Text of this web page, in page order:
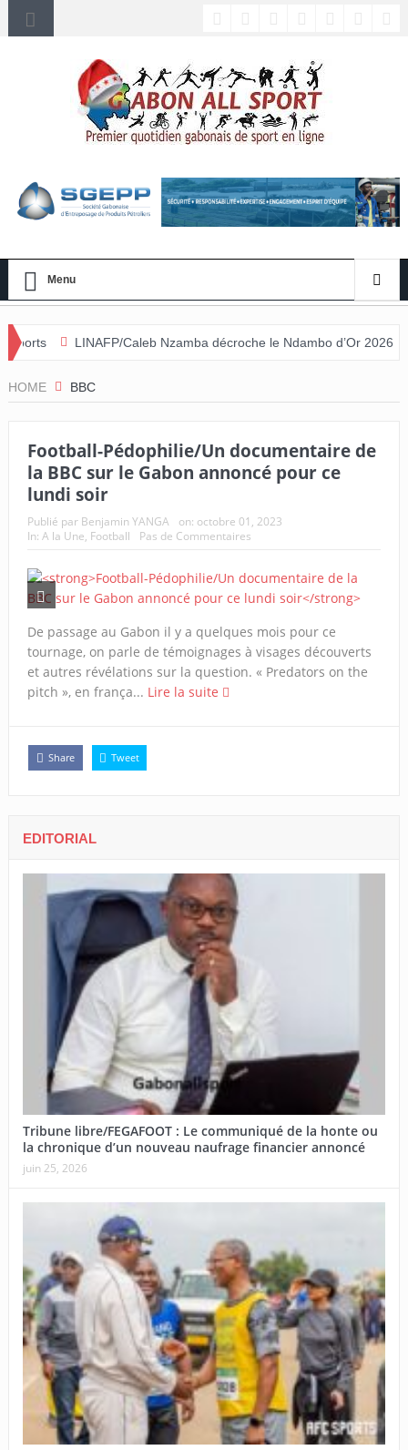
Menu
Caleb Nzamba décroche le Ndambo d’Or 2026 et Alain
HOME BBC
Football-Pédophilie/Un documentaire de
la BBC sur le Gabon annoncé pour ce
lundi soir
Publié par Benjamin YANGA on: octobre 01, 2023
In: A la Une, Football Pas de Commentaires
De passage au Gabon il y a quelques mois pour ce
tournage, on parle de témoignages à visages découverts
et autres révélations sur la question. « Predators on the
pitch », en frança... Lire la suite
Share Tweet
EDITORIAL
Tribune libre/FEGAFOOT : Le communiqué de la honte ou
la chronique d’un nouveau naufrage financier annoncé
juin 25, 2026